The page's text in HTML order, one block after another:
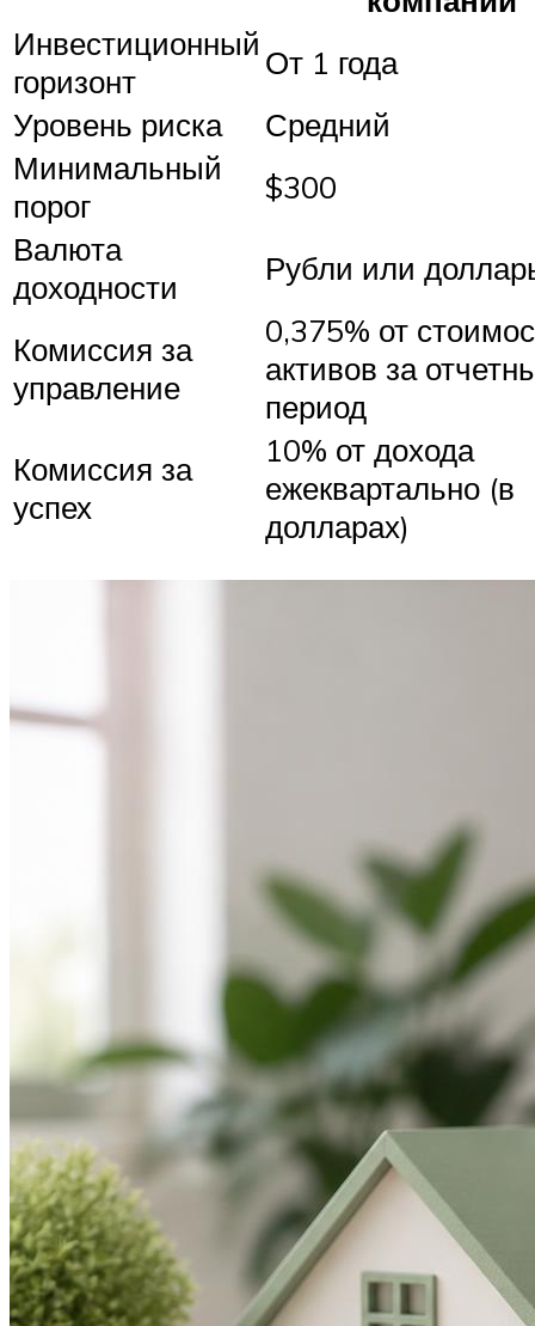
Инвестиционный
горизонт
От 1 года
Уровень риска
Средний
Минимальный
порог
$300
Валюта
доходности
Рубли или
Комиссия за
управление
0,375% от
активов за
период
Комиссия за
успех
10% от дохода
ежеквартально (в
долларах)